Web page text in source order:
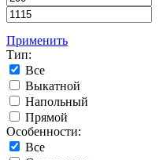
Применить
Тип:
Все
Выкатной
Напольный
Прямой
Особенности:
Все